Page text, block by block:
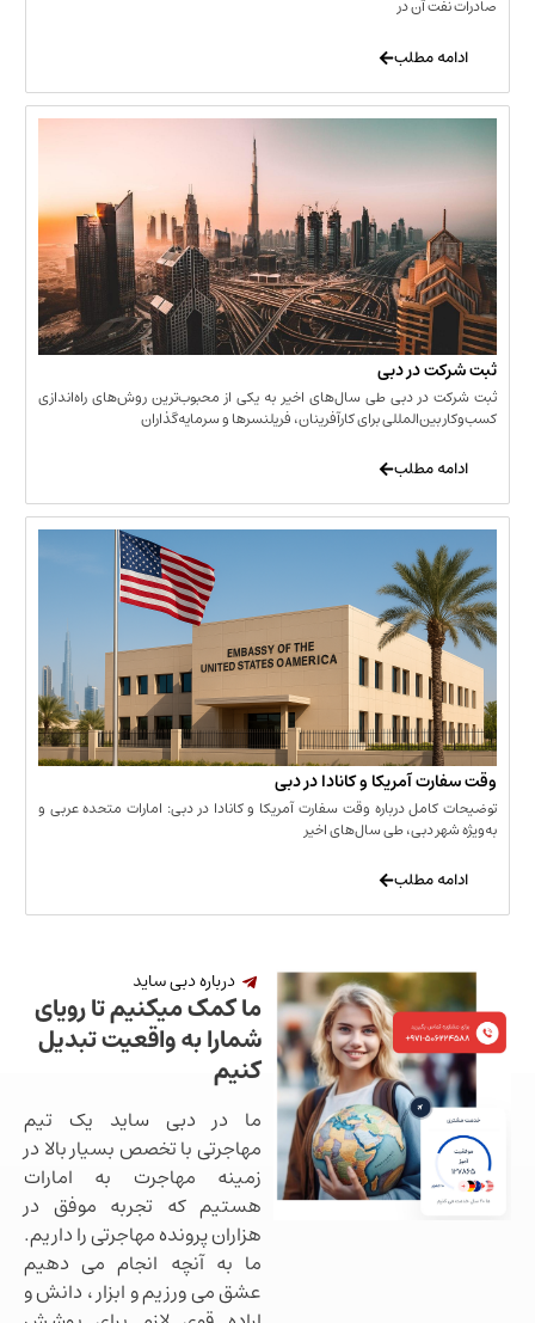
در دبی
دبی طی سال‌های اخیر به یکی از محبوب‌ترین روش‌های راه‌اندازی
برای کارآفرینان، فریلنسرها و سرمایه‌گذاران
آمریکا و کانادا در دبی
درباره وقت سفارت آمریکا و کانادا در دبی: امارات متحده عربی و
دبی، طی سال‌های اخیر
درباره دبی ساید
ما کمک میکنیم تا رویای
شمارا به واقعیت تبدیل
کنیم
ما در دبی ساید یک تیم
مهاجرتی با تخصص بسیار بالا در
زمینه مهاجرت به امارات
هستیم که تجربه موفق در
هزاران پرونده مهاجرتی را داریم.
ما به آنچه انجام می دهیم
عشق می ورزیم و ابزار ، دانش و